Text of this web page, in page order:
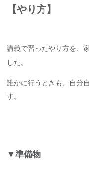
【やり方】
講義で習ったやり方を、
した。
誰かに行うときも、自分
す。
▼準備物